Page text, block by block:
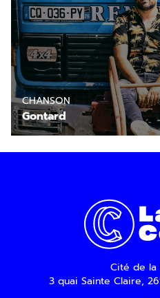
CHANSON
Gontard
Cité de la
3 quai Sainte Claire,